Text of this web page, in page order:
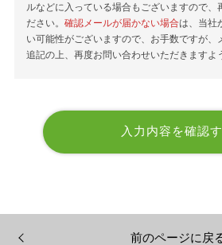
ルなどに入っている場合もございますので、
ださい。 確認メールが届かない場合は、当社
い可能性がございますので、お手数ですが、
追記の上、再度お問い合わせいただきますよ
前のページに戻